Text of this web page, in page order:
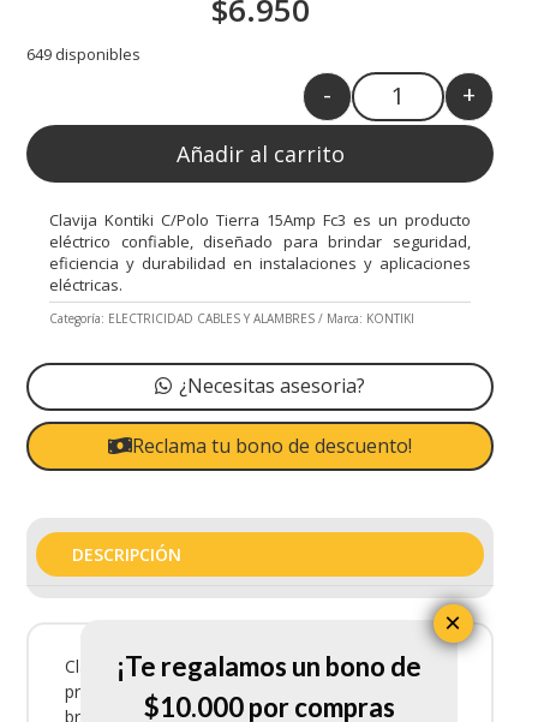
$6.950
649 disponibles
Quantity
- +
Añadir al carrito
Clavija Kontiki C/Polo Tierra 15Amp Fc3 es un producto
eléctrico confiable, diseñado para brindar seguridad,
eficiencia y durabilidad en instalaciones y aplicaciones
eléctricas.
Categoría: ELECTRICIDAD CABLES Y ALAMBRES Marca: KONTIKI
¿Necesitas asesoria?
Reclama tu bono de descuento!
DESCRIPCIÓN
Clavija Kontiki C/Polo Tierra 15Amp Fc3 es un
producto eléctrico confiable, diseñado para
brindar seguridad, eficiencia y durabilidad en
¡Te regalamos un bono de
$10.000 por compras
×